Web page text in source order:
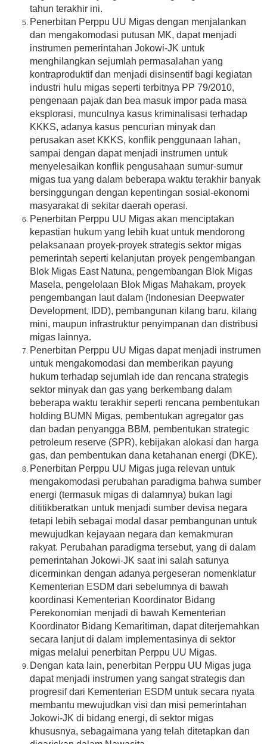
tahun terakhir ini.
Penerbitan Perppu UU Migas dengan menjalankan
dan mengakomodasi putusan MK, dapat menjadi
instrumen pemerintahan Jokowi-JK untuk
menghilangkan sejumlah permasalahan yang
kontraproduktif dan menjadi disinsentif bagi kegiatan
industri hulu migas seperti terbitnya PP 79/2010,
pengenaan pajak dan bea masuk impor pada masa
eksplorasi, munculnya kasus kriminalisasi terhadap
KKKS, adanya kasus pencurian minyak dan
perusakan aset KKKS, konflik penggunaan lahan,
sampai dengan dapat menjadi instrumen untuk
menyelesaikan konflik pengusahaan sumur-sumur
migas tua yang dalam beberapa waktu terakhir banyak
bersinggungan dengan kepentingan sosial-ekonomi
masyarakat di sekitar daerah operasi.
Penerbitan Perppu UU Migas akan menciptakan
kepastian hukum yang lebih kuat untuk mendorong
pelaksanaan proyek-proyek strategis sektor migas
pemerintah seperti kelanjutan proyek pengembangan
Blok Migas East Natuna, pengembangan Blok Migas
Masela, pengelolaan Blok Migas Mahakam, proyek
pengembangan laut dalam (Indonesian Deepwater
Development, IDD), pembangunan kilang baru, kilang
mini, maupun infrastruktur penyimpanan dan distribusi
migas lainnya.
Penerbitan Perppu UU Migas dapat menjadi instrumen
untuk mengakomodasi dan memberikan payung
hukum terhadap sejumlah ide dan rencana strategis
sektor minyak dan gas yang berkembang dalam
beberapa waktu terakhir seperti rencana pembentukan
holding BUMN Migas, pembentukan agregator gas
dan badan penyangga BBM, pembentukan strategic
petroleum reserve (SPR), kebijakan alokasi dan harga
gas, dan pembentukan dana ketahanan energi (DKE).
Penerbitan Perppu UU Migas juga relevan untuk
mengakomodasi perubahan paradigma bahwa sumber
energi (termasuk migas di dalamnya) bukan lagi
dititikberatkan untuk menjadi sumber devisa negara
tetapi lebih sebagai modal dasar pembangunan untuk
mewujudkan kejayaan negara dan kemakmuran
rakyat. Perubahan paradigma tersebut, yang di dalam
pemerintahan Jokowi-JK saat ini salah satunya
dicerminkan dengan adanya pergeseran nomenklatur
Kementerian ESDM dari sebelumnya di bawah
koordinasi Kementerian Koordinator Bidang
Perekonomian menjadi di bawah Kementerian
Koordinator Bidang Kemaritiman, dapat diterjemahkan
secara lanjut di dalam implementasinya di sektor
migas melalui penerbitan Perppu UU Migas.
Dengan kata lain, penerbitan Perppu UU Migas juga
dapat menjadi instrumen yang sangat strategis dan
progresif dari Kementerian ESDM untuk secara nyata
membantu mewujudkan visi dan misi pemerintahan
Jokowi-JK di bidang energi, di sektor migas
khususnya, sebagaimana yang telah ditetapkan dan